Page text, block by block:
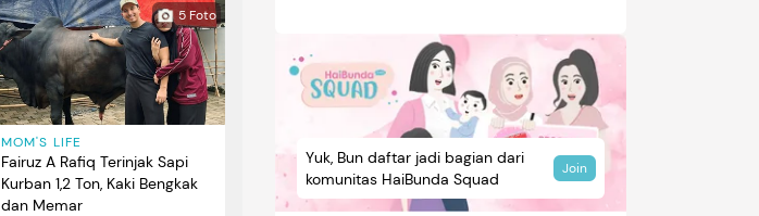
5 Foto
MOM'S LIFE
Fairuz A Rafiq Terinjak Sapi
Kurban 1,2 Ton, Kaki Bengkak
dan Memar
Yuk, Bun daftar jadi bagian dari
komunitas HaiBunda Squad
Join